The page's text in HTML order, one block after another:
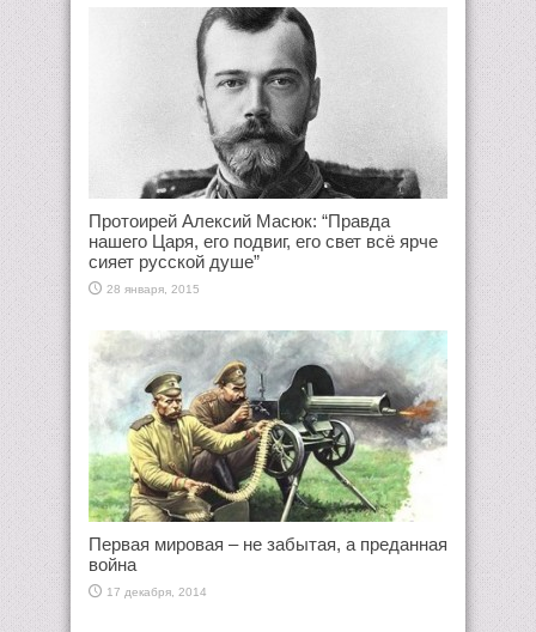
Протоирей Алексий Масюк: “Правда
нашего Царя, его подвиг, его свет всё ярче
сияет русской душе”
28 января, 2015
Первая мировая – не забытая, а преданная
война
17 декабря, 2014